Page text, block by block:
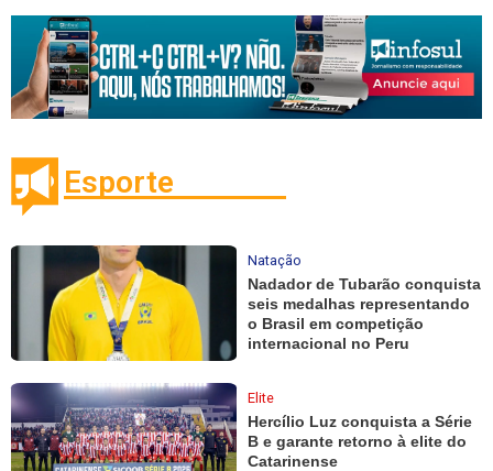
Esporte
Natação
Nadador de Tubarão conquista
seis medalhas representando
o Brasil em competição
internacional no Peru
Elite
Hercílio Luz conquista a Série
B e garante retorno à elite do
Catarinense